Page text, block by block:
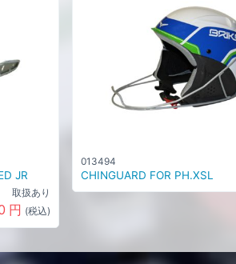
JR
取扱あり
円 (税込)
013494
CHINGUARD FOR PH.XSL